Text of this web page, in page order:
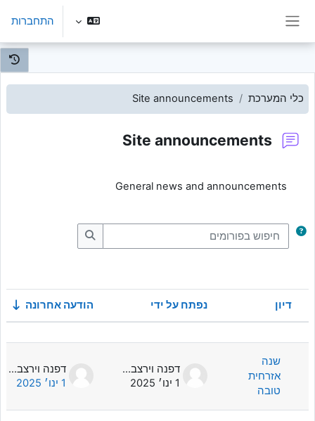
התחברות
כלי המערכת Site announcements
Site announcements
General news and announcements
חיפוש בפורומים
מצב
דיון נפתח על ידי הודעה אחרונה
שנה
אזרחית
טובה
דפנה וירצברגר
1 ינו׳ 2025
דפנה וירצברגר
1 ינו׳ 2025